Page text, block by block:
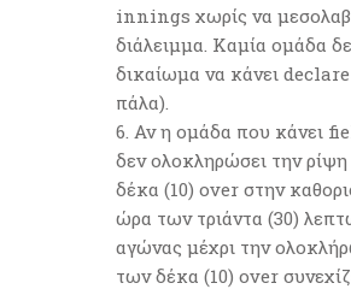
innings χωρίς να
διάλειμμα. Καμία ομάδα
δικαίωμα να κάνει
πάλα).
Αν η ομάδα που κάνει
δεν ολοκληρώσει την
δέκα (10) over στην
ώρα των τριάντα (30)
αγώνας μέχρι την
των δέκα (10) over